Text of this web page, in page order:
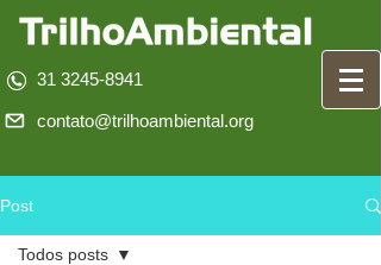
31 3245-8941
contato@trilhoambiental.org
Post
Todos posts